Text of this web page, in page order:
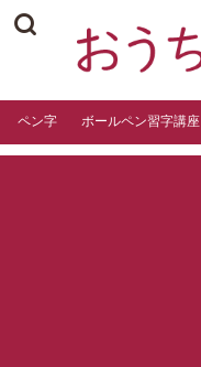
ペン字 ボールペン習字講座